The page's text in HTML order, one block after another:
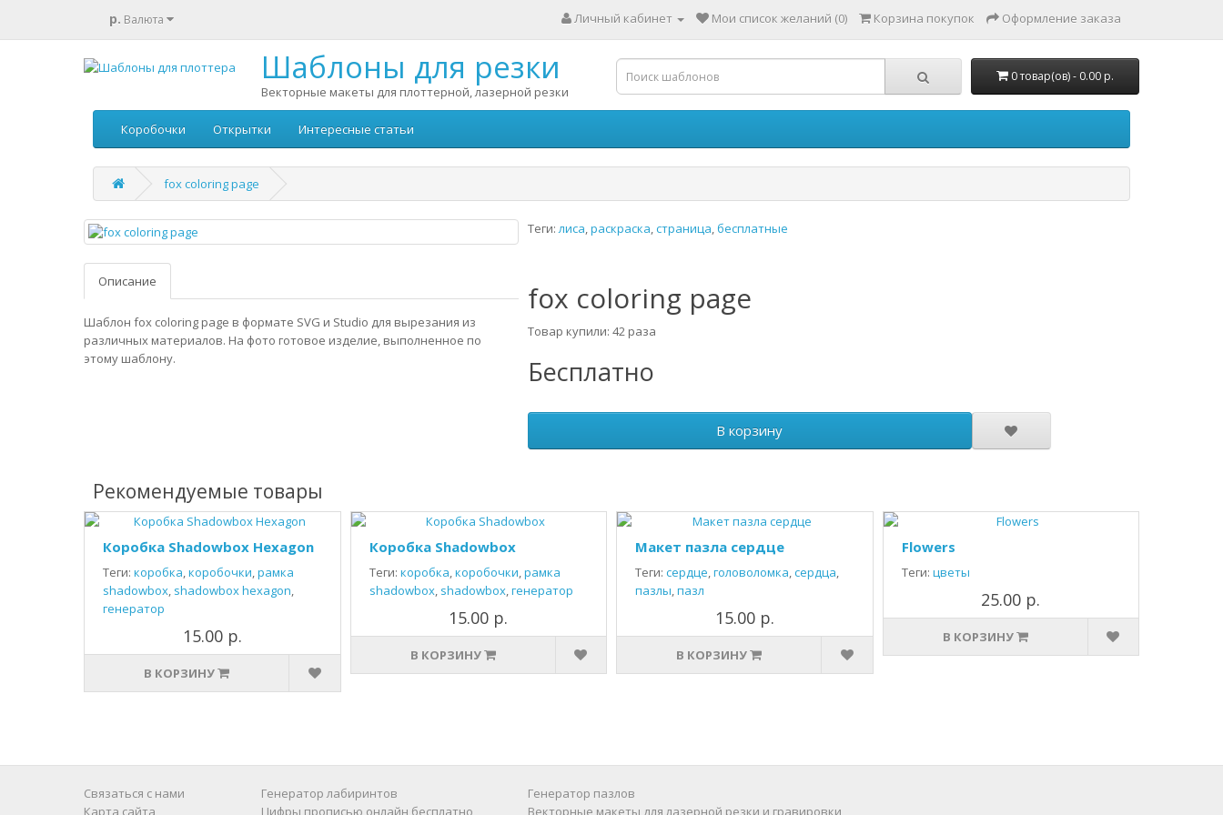
р. Валюта Личный кабинет Мои список желаний (0) Корзина покупок Оформление заказа
Шаблоны для резки
Векторные макеты для плоттерной, лазерной резки
0 товар(ов) - 0.00 р.
Коробочки Открытки Интересные статьи
fox coloring page
Описание
Шаблон fox coloring page в формате SVG и Studio для вырезания из
различных материалов. На фото готовое изделие, выполненное по
этому шаблону.
Теги:лиса,раскраска,страница,бесплатные
fox coloring page
Товар купили: 42 раза
Бесплатно
В корзину
Рекомендуемые товары
Коробка Shadowbox Hexagon
Теги: коробка,коробочки,рамка
shadowbox, shadowbox hexagon,
генератор
15.00 р.
В КОРЗИНУ
Коробка Shadowbox
Теги: коробка,коробочки,рамка
shadowbox, shadowbox,генератор
15.00 р.
В КОРЗИНУ
Макет пазла сердце
Теги: сердце,головоломка,сердца,
пазлы,пазл
15.00 р.
В КОРЗИНУ
Flowers
Теги: цветы
25.00 р.
В КОРЗИНУ
Связаться с нами
Карта сайта
Генератор лабиринтов
Цифры прописью онлайн бесплатно
Генератор пазлов
Векторные макеты для лазерной резки и гравировки